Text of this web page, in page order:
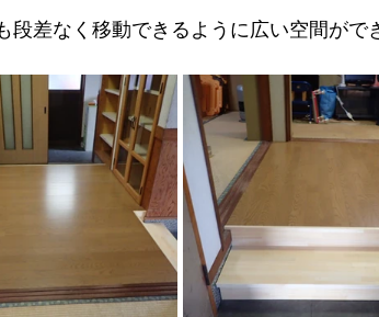
差なく移動できるように広い空間がで